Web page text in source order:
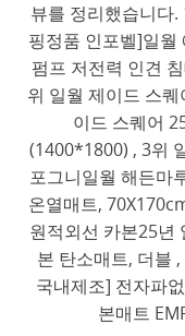
뷰를 정리했습니다
핑정품 인포벨]일월
펌프 저전력 인견
위 일월 제이드 스
이드 스퀘어
(1400*1800) , 3위
포그니일월 해든마
온열매트,
원적외선 카본25년
본 탄소매트, 더블
국내제조] 전자파
본매트